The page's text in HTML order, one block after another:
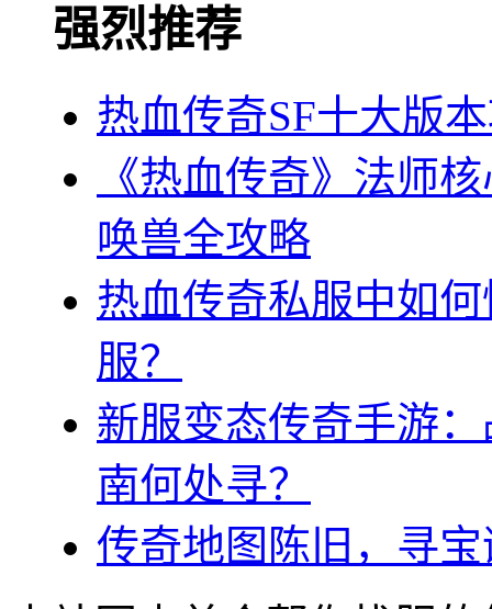
强烈推荐
热血传奇SF十大版
《热血传奇》法师
唤兽全攻略
热血传奇私服中如
服？
新服变态传奇手游
南何处寻？
传奇地图陈旧，寻